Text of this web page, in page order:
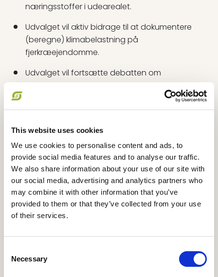
This website uses cookies
We use cookies to personalise content and ads, to
provide social media features and to analyse our traffic.
We also share information about your use of our site with
our social media, advertising and analytics partners who
may combine it with other information that you’ve
provided to them or that they’ve collected from your use
of their services.
Selection
Necessary
næringsstoffer i udearealet.
Udvalget vil aktiv bidrage til at dokumentere
(beregne) klimabelastning på
fjerkræejendomme.
Udvalget vil fortsætte debatten om
foderreglerne for hjemmeblandere, herunder
muligheder for egenproduktion af foder og
mulighed for afprøvning af alternative
alternative proteinkilder.
Udvalget mødes flere gange årligt:
16. marts
16. juni
25. januar 2027: Årsmøde